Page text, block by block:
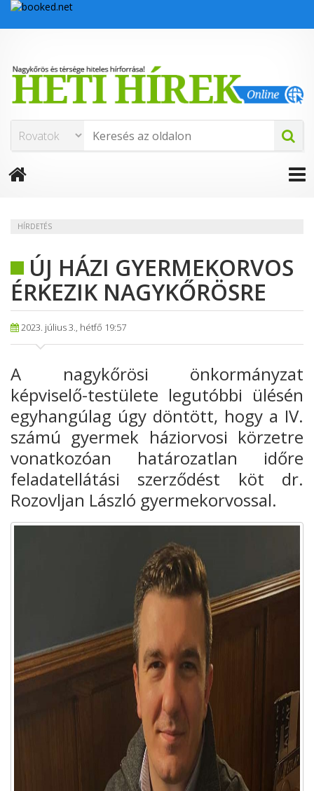
HÍRDETÉS
ÚJ HÁZI GYERMEKORVOS
ÉRKEZIK NAGYKŐRÖSRE
2023. július 3., hétfő 19:57
A nagykőrösi önkormányzat
képviselő-testülete legutóbbi ülésén
egyhangúlag úgy döntött, hogy a IV.
számú gyermek háziorvosi körzetre
vonatkozóan határozatlan időre
feladatellátási szerződést köt dr.
Rozovljan László gyermekorvossal.